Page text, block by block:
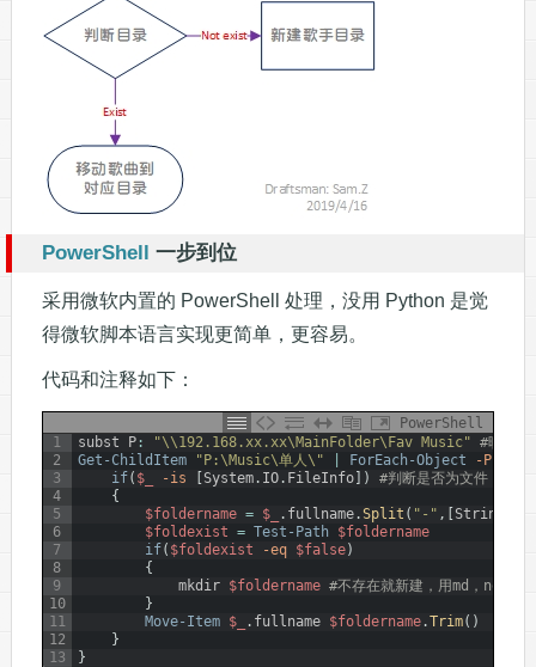
PowerShell 一步到位
采用微软内置的 PowerShell 处理，没用 Python 是觉
得微软脚本语言实现更简单，更容易。
代码和注释如下：
PowerShell
1
2
3
4
5
6
7
8
9
10
11
12
13
subst P: "\\192.168.xx.xx\MainFolder\Fav Music" #映射网
Get-ChildItem
"P:\Music\单人\" ForEach-Object
-
if( $_ -is [System. IO. FileInfo] )
#判断是否为文件，排除
{
$foldername = $_ . fullname.Split ( "-" , [
$foldexist = Test-Path $foldername
if( $foldexist -eq $false)
{
mkdir $foldername #不存在就新建，用md，new-
}
Move-Item $_ . fullname $foldername.Trim( )
}
}